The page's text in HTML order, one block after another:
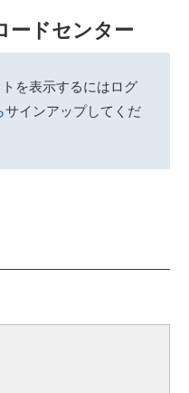
ードセンター
を表示するにはログ
サインアップしてくだ